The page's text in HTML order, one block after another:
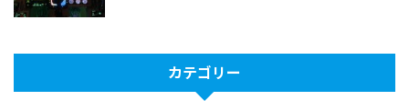
カテゴリー